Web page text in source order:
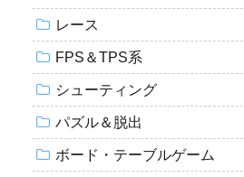
レース
FPS＆TPS系
シューティング
パズル＆脱出
ボード・テーブルゲーム